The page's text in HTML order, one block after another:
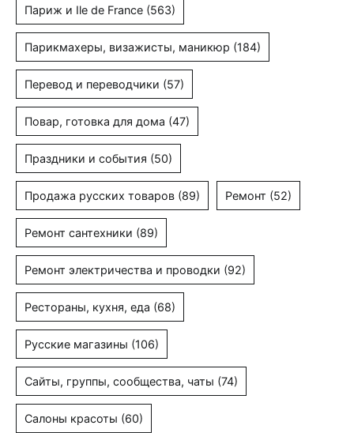
Париж и Ile de France (563)
Парикмахеры, визажисты, маникюр (184)
Перевод и переводчики (57)
Повар, готовка для дома (47)
Праздники и события (50)
Продажа русских товаров (89) Ремонт (52)
Ремонт сантехники (89)
Ремонт электричества и проводки (92)
Рестораны, кухня, еда (68)
Русские магазины (106)
Сайты, группы, сообщества, чаты (74)
Салоны красоты (60)